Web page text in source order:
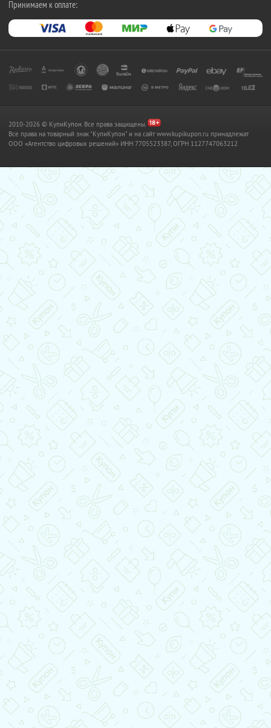
Принимаем к оплате:
2010-2026 © КупиКупон. Все права защищены.
Все права на товарный знак "КупиКупон" и на сайт www.kupikupon.ru принадлежат
OOO «Агентство цифровых решений» ИНН 7705523387, ОГРН 1127747063212